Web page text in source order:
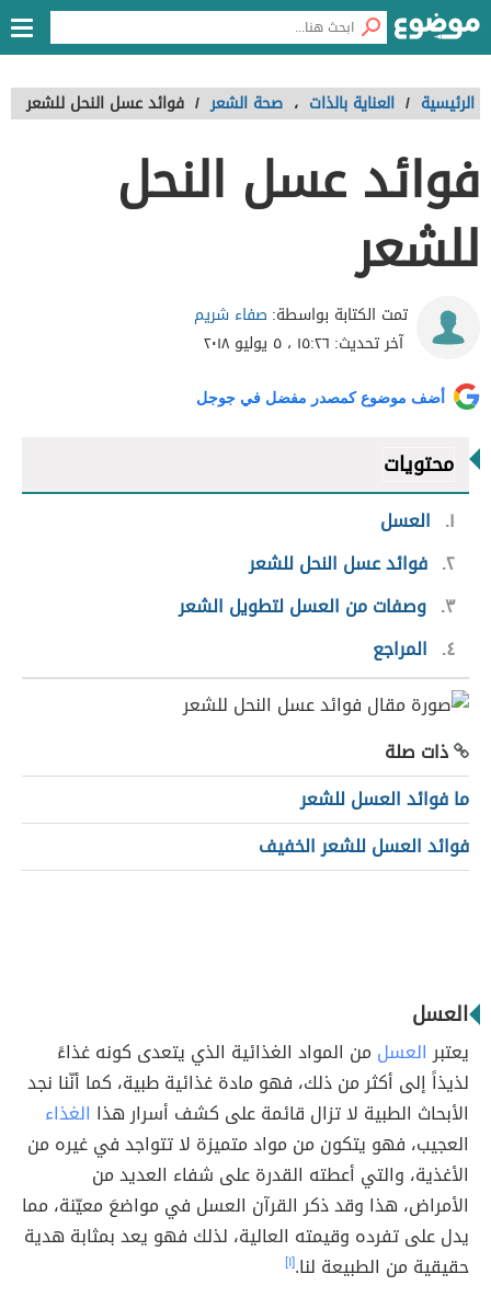
الرئيسية / العناية بالذات ، صحة الشعر / فوائد عسل النحل للشعر
فوائد عسل النحل
للشعر
تمت الكتابة بواسطة: صفاء شريم
آخر تحديث: ١٥:٢٦ ، ٥ يوليو ٢٠١٨
أضف موضوع كمصدر مفضل في جوجل
محتويات
١
العسل
٢ فوائد عسل النحل للشعر
٣ وصفات من العسل لتطويل الشعر
٤
المراجع
ذات صلة
ما فوائد العسل للشعر
فوائد العسل للشعر الخفيف
العسل
يعتبرالعسل من المواد الغذائية الذي يتعدى كونه غذاءً
لذيذاً إلى أكثر من ذلك، فهو مادة غذائية طبية، كما أنّنا نجد
الأبحاث الطبية لا تزال قائمة على كشف أسرار هذا الغذاء
العجيب، فهو يتكون من مواد متميزة لا تتواجد في غيره من
الأغذية، والتي أعطته القدرة على شفاء العديد من
الأمراض، هذا وقد ذكر القرآن العسل في مواضعَ معيّنة، مما
يدل على تفرده وقيمته العالية، لذلك فهو يعد بمثابة هدية
حقيقية من الطبيعة لنا.[١]